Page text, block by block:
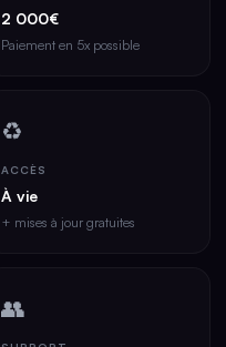
2 000€
Paiement en 5x possible
♻️
ACCÈS
À vie
+ mises à jour gratuites
👥